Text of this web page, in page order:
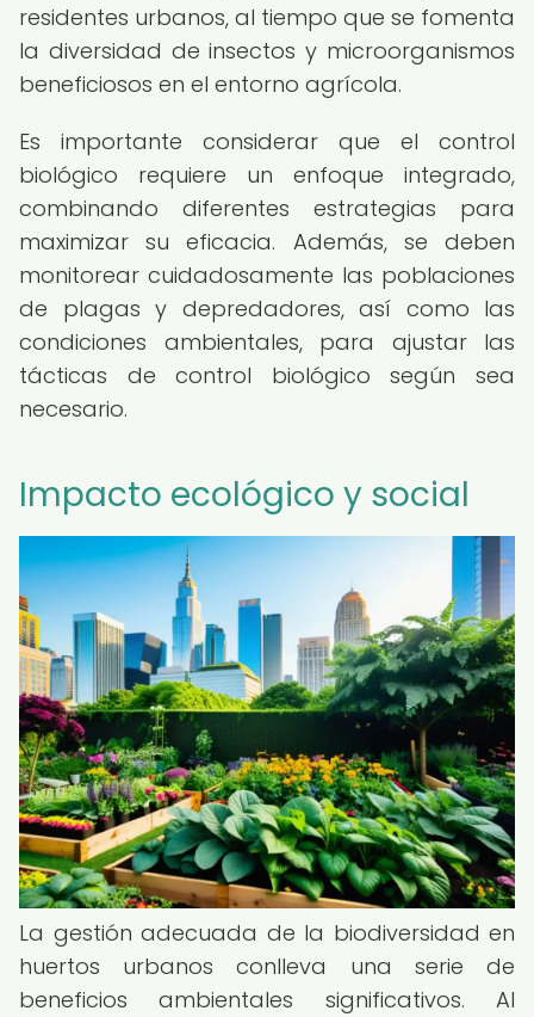
residentes urbanos, al tiempo que se fomenta
la diversidad de insectos y microorganismos
beneficiosos en el entorno agrícola.
Es importante considerar que el control
biológico requiere un enfoque integrado,
combinando diferentes estrategias para
maximizar su eficacia. Además, se deben
monitorear cuidadosamente las poblaciones
de plagas y depredadores, así como las
condiciones ambientales, para ajustar las
tácticas de control biológico según sea
necesario.
Impacto ecológico y social
La gestión adecuada de la biodiversidad en
huertos urbanos conlleva una serie de
beneficios ambientales significativos. Al